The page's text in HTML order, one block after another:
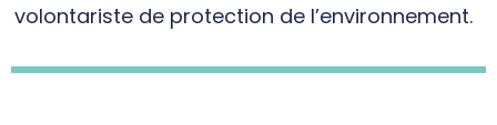
volontariste de protection de l’environnement.